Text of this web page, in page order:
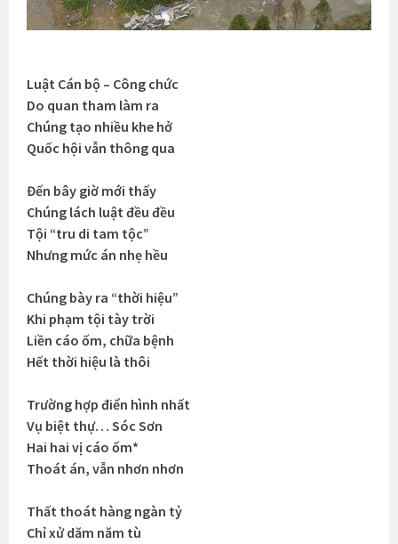
Luật Cán bộ – Công chức
Do quan tham làm ra
Chúng tạo nhiều khe hở
Quốc hội vẫn thông qua
Đến bây giờ mới thấy
Chúng lách luật đều đều
Tội “tru di tam tộc”
Nhưng mức án nhẹ hều
Chúng bày ra “thời hiệu”
Khi phạm tội tày trời
Liền cáo ốm, chữa bệnh
Hết thời hiệu là thôi
Trường hợp điển hình nhất
Vụ biệt thự… Sóc Sơn
Hai hai vị cáo ốm*
Thoát án, vẫn nhơn nhơn
Thất thoát hàng ngàn tỷ
Chỉ xử dăm năm tù